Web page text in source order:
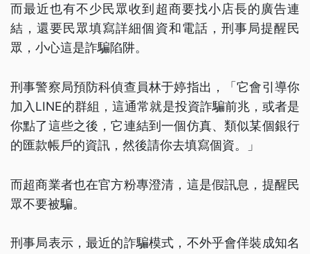
而最近也有不少民眾收到超商要找小店長的廣告連
結，還要民眾填寫詳細個資和電話，刑事局提醒民
眾，小心這是詐騙陷阱。
刑事警察局預防科偵查員林于婷指出，「它會引導你
加入LINE的群組，這通常就是投資詐騙前兆，或者是
你點了這些之後，它連結到一個仿真、類似某個銀行
的匯款帳戶的資訊，然後請你去填寫個資。」
而超商業者也在官方粉專澄清，這是假訊息，提醒民
眾不要被騙。
刑事局表示，最近的詐騙模式，不外乎會佯裝成知名